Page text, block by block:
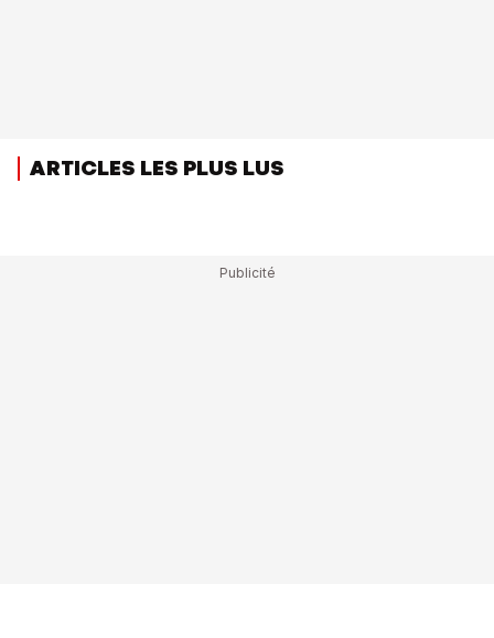
ARTICLES LES PLUS LUS